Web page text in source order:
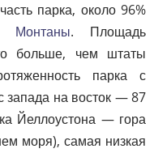
парка, около 96%
Монтаны. Площадь
больше, чем штаты
парка с
запада на восток — 87
Йеллоустона — гора
моря), самая низкая